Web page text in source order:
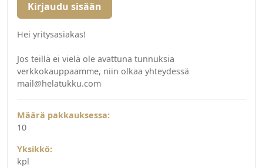
Kirjaudu sisään
Hei yritysasiakas!
Jos teillä ei vielä ole avattuna tunnuksia
verkkokauppaamme, niin olkaa yhteydessä
mail@helatukku.com
Määrä pakkauksessa:
10
Yksikkö:
kpl